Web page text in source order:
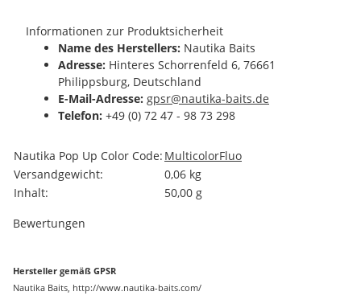
Informationen zur Produktsicherheit
Name des Herstellers: Nautika Baits
Adresse: Hinteres Schorrenfeld 6, 76661
Philippsburg, Deutschland
E-Mail-Adresse: gpsr@nautika-baits.de
Telefon: +49 (0) 72 47 - 98 73 298
Produkteigenschaft
Wert
Nautika Pop Up Color Code: MulticolorFluo
Versandgewicht:
0,06 kg
Inhalt:
50,00 g
Bewertungen
Hersteller gemäß GPSR
Nautika Baits, http://www.nautika-baits.com/